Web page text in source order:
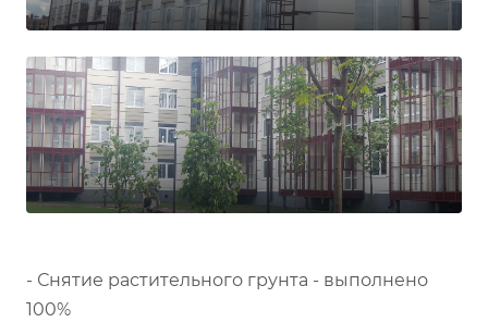
- Снятие растительного грунта - выполнено
100%